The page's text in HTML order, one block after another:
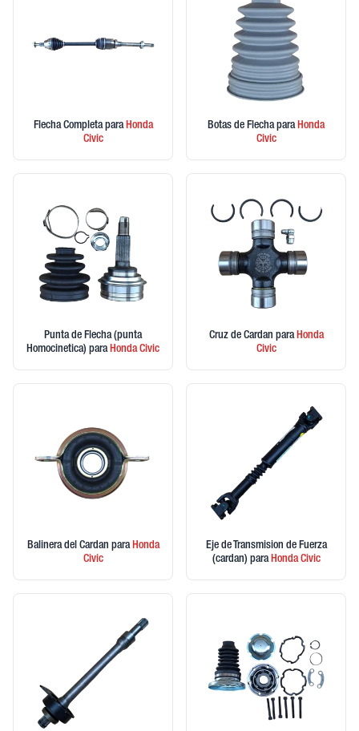
Flecha Completa paraHonda
Civic
Botas de Flecha paraHonda
Civic
Punta de Flecha (punta
Homocinetica) paraHondaCivic
Cruz de Cardan paraHonda
Civic
Balinera del Cardan paraHonda
Civic
Eje de Transmision de Fuerza
(cardan) paraHondaCivic